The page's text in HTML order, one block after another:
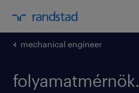
mechanical engineer
folyamatmérnök.